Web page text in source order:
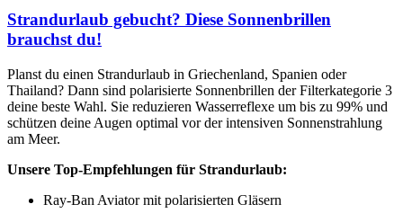
Strandurlaub gebucht? Diese Sonnenbrillen
brauchst du!
Planst du einen Strandurlaub in Griechenland, Spanien oder
Thailand? Dann sind polarisierte Sonnenbrillen der Filterkategorie 3
deine beste Wahl. Sie reduzieren Wasserreflexe um bis zu 99% und
schützen deine Augen optimal vor der intensiven Sonnenstrahlung
am Meer.
Unsere Top-Empfehlungen für Strandurlaub:
Ray-Ban Aviator mit polarisierten Gläsern